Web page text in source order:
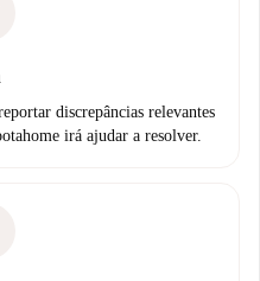
discrepâncias relevantes
irá ajudar a resolver.